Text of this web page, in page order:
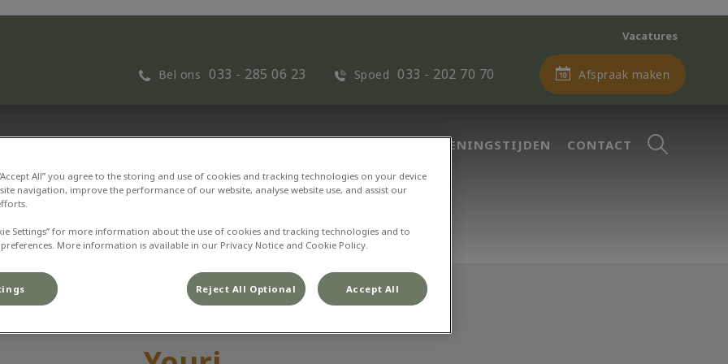
Vacatures
Bel ons 033 - 285 06 23 Spoed 033 - 202 70 70 Afspraak maken
BUITEN OPENINGSTIJDEN CONTACT
All” you agree to the storing and use of cookies and tracking technologies on your device
navigation, improve the performance of our website, analyse website use, and assist our
Settings” for more information about the use of cookies and tracking technologies and to
More information is available in our Privacy Notice and Cookie Policy.
Reject All Optional Accept All